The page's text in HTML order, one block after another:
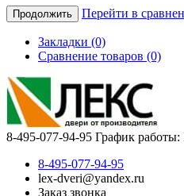
Продолжить Перейти в
Закладки (0)
Сравнение товаров (0)
8-495-077-94-95 График
8-495-077-94-95
lex-dveri@yandex.ru
Заказ звонка